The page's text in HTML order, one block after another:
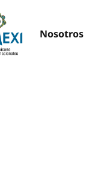
Nosotros